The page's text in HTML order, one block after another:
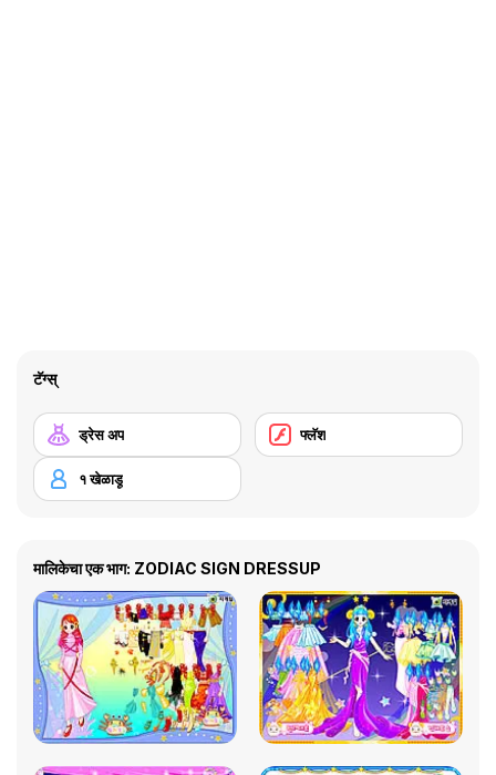
टॅग्स्
ड्रेस अप फ्लॅश
१ खेळाडू
मालिकेचा एक भाग: ZODIAC SIGN DRESSUP